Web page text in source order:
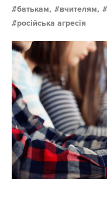
батькам, вчителям,
російська агресія